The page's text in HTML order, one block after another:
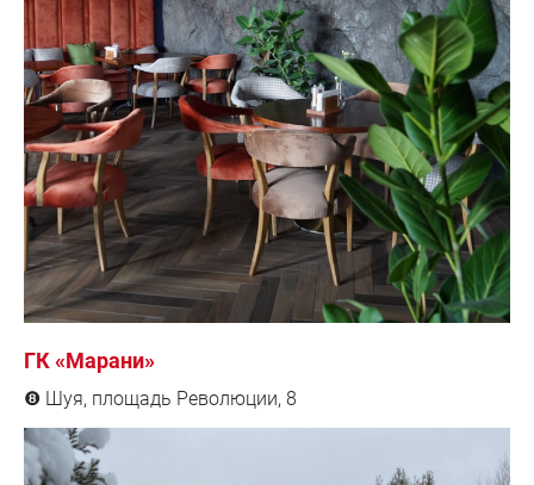
ГК «Марани»
❽ Шуя, площадь Революции, 8